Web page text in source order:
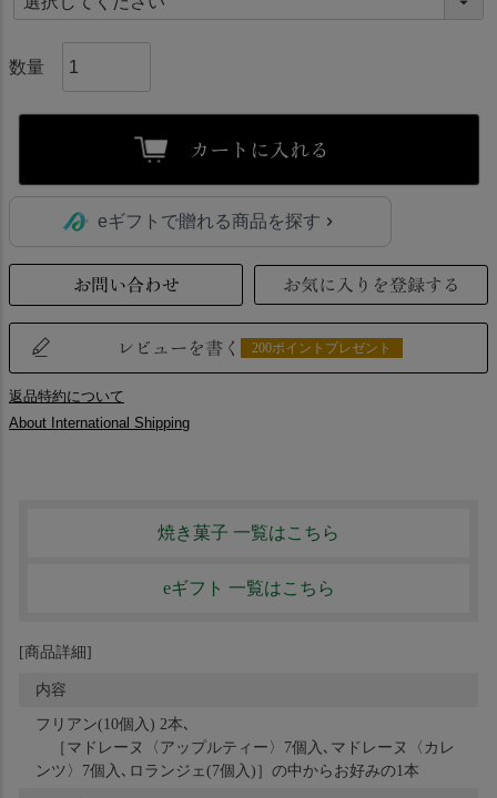
必
カートに入れる
eギフトで贈れる商品を探す
お問い合わせ お気に入りを登録する
レビューを書く 200ポイントプレゼント
返品特約について
About International Shipping
焼き菓子 一覧はこちら
eギフト 一覧はこちら
[商品詳細]
内容
フリアン(10個入) 2本､
［マドレーヌ〈アップルティー〉7個入､マドレーヌ〈カレ
ンツ〉7個入､ロランジェ(7個入)］の中からお好みの1本